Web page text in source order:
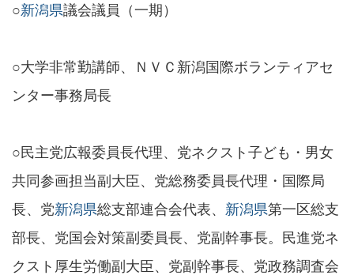
○新潟県議会議員（一期）
○大学非常勤講師、ＮＶＣ新潟国際ボランティアセ
ンター事務局長
○民主党広報委員長代理、党ネクスト子ども・男女
共同参画担当副大臣、党総務委員長代理・国際局
長、党新潟県総支部連合会代表、 新潟県第一区総支
部長、党国会対策副委員長、党副幹事長。民進党ネ
クスト厚生労働副大臣、党副幹事長、党政務調査会